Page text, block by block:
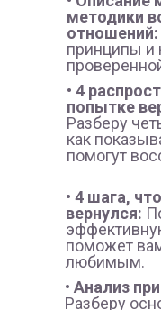
• 4
попытке
Разберу
как
помогут
• Анализ
Разберу
• 4 шага,
вернулся:
поможет
любимым.
методики
отношений:
принципы и